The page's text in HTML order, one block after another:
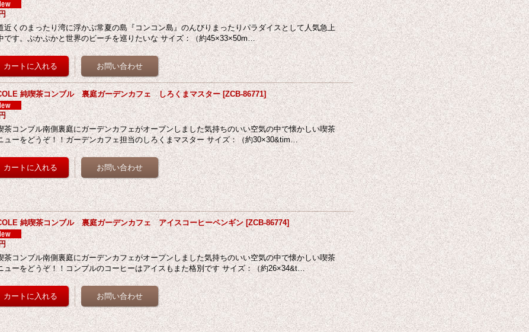
近くのまったり湾に浮かぶ常夏の島『コンコン島』のんびりまったりパラダイスとして人気急上
です。ぷかぷかと世界のビーチを巡りたいな サイズ：（約45×33×50m…
純喫茶コンブル 裏庭ガーデンカフェ しろくまマスター [ZCB-86771]
茶コンブル南側裏庭にガーデンカフェがオープンしました気持ちのいい空気の中で懐かしい喫茶
ューをどうぞ！！ガーデンカフェ担当のしろくまマスター サイズ：（約30×30&tim…
純喫茶コンブル 裏庭ガーデンカフェ アイスコーヒーペンギン [ZCB-86774]
茶コンブル南側裏庭にガーデンカフェがオープンしました気持ちのいい空気の中で懐かしい喫茶
ューをどうぞ！！コンブルのコーヒーはアイスもまた格別です サイズ：（約26×34&t…